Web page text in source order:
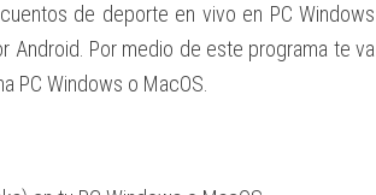
de deporte en vivo en PC Windows
Android. Por medio de este programa te va
PC Windows o MacOS.